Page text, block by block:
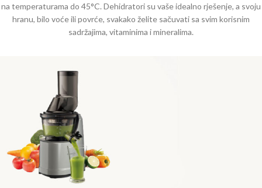
na temperaturama do 45°C. Dehidratori su vaše idealno rješenje, a svoju
hranu, bilo voće ili povrće, svakako želite sačuvati sa svim korisnim
sadržajima, vitaminima i mineralima.